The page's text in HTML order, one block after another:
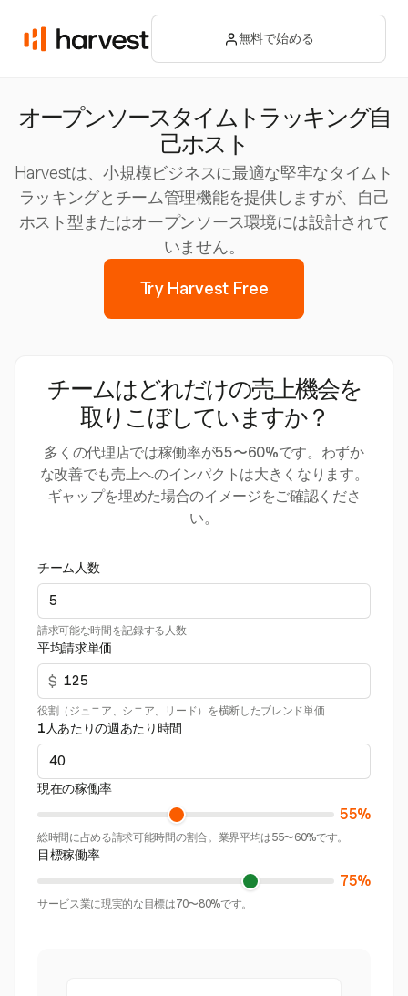
無料で始める
オープンソースタイムトラッキング自
己ホスト
Harvestは、小規模ビジネスに最適な堅牢なタイムト
ラッキングとチーム管理機能を提供しますが、自己
ホスト型またはオープンソース環境には設計されて
いません。
Try Harvest Free
チームはどれだけの売上機会を
取りこぼしていますか？
多くの代理店では稼働率が55〜60%です。わずか
な改善でも売上へのインパクトは大きくなります。
ギャップを埋めた場合のイメージをご確認くださ
い。
チーム人数
請求可能な時間を記録する人数
平均請求単価
$
役割（ジュニア、シニア、リード）を横断したブレンド単価
1人あたりの週あたり時間
現在の稼働率
55%
総時間に占める請求可能時間の割合。業界平均は55〜60%です。
目標稼働率
75%
サービス業に現実的な目標は70〜80%です。